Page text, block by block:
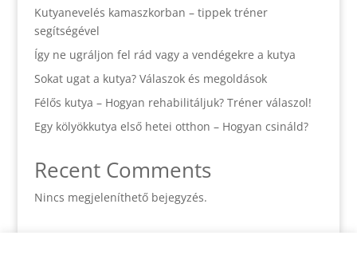
Kutyanevelés kamaszkorban – tippek tréner
segítségével
Így ne ugráljon fel rád vagy a vendégekre a kutya
Sokat ugat a kutya? Válaszok és megoldások
Félős kutya – Hogyan rehabilitáljuk? Tréner válaszol!
Egy kölyökkutya első hetei otthon – Hogyan csináld?
Recent Comments
Nincs megjeleníthető bejegyzés.